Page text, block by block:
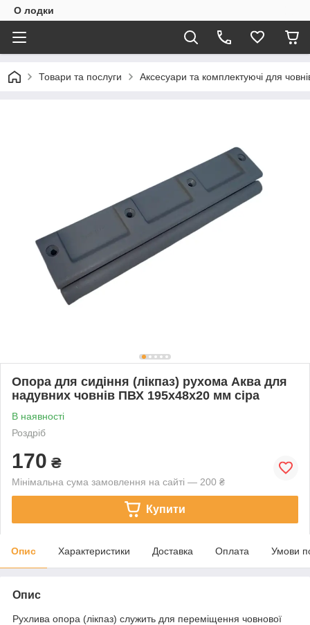
О лодки
Товари та послуги Аксесуари та комплектуючі для
Опора для сидіння (лікпаз) рухома Аква для
надувних човнів ПВХ 195х48х20 мм сіра
В наявності
Роздріб
170 ₴
Мінімальна сума замовлення на сайті — 200 ₴
Купити
Опис Характеристики Доставка Оплата Умови
Опис
Рухлива опора (лікпаз) служить для переміщення човнової